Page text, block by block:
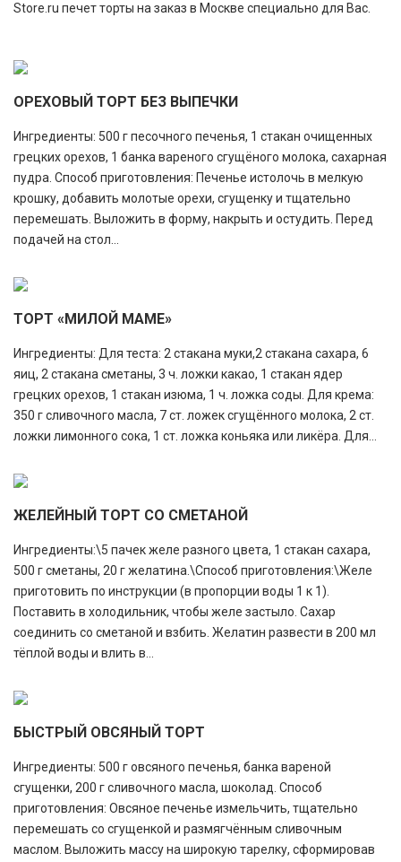
Store.ru печет торты на заказ в Москве специально для Вас.
ОРЕХОВЫЙ ТОРТ БЕЗ ВЫПЕЧКИ
Ингредиенты: 500 г песочного печенья, 1 стакан очищенных
грецких орехов, 1 банка вареного сгущёного молока, сахарная
пудра. Способ приготовления: Печенье истолочь в мелкую
крошку, добавить молотые орехи, сгущенку и тщательно
перемешать. Выложить в форму, накрыть и остудить. Перед
подачей на стол...
ТОРТ «МИЛОЙ МАМЕ»
Ингредиенты: Для теста: 2 стакана муки,2 стакана сахара, 6
яиц, 2 стакана сметаны, 3 ч. ложки какао, 1 стакан ядер
грецких орехов, 1 стакан изюма, 1 ч. ложка соды. Для крема:
350 г сливочного масла, 7 ст. ложек сгущённого молока, 2 ст.
ложки лимонного сока, 1 ст. ложка коньяка или ликёра. Для...
ЖЕЛЕЙНЫЙ ТОРТ СО СМЕТАНОЙ
Ингредиенты:\5 пачек желе разного цвета, 1 стакан сахара,
500 г сметаны, 20 г желатина.\Способ приготовления:\Желе
приготовить по инструкции (в пропорции воды 1 к 1).
Поставить в холодильник, чтобы желе застыло. Сахар
соединить со сметаной и взбить. Желатин развести в 200 мл
тёплой воды и влить в...
БЫСТРЫЙ ОВСЯНЫЙ ТОРТ
Ингредиенты: 500 г овсяного печенья, банка вареной
сгущенки, 200 г сливочного масла, шоколад. Способ
приготовления: Овсяное печенье измельчить, тщательно
перемешать со сгущенкой и размягчённым сливочным
маслом. Выложить массу на широкую тарелку, сформировав